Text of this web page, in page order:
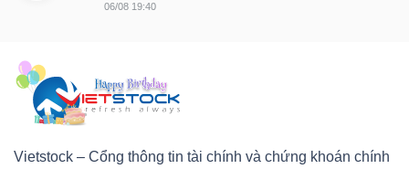
06/08 19:40
Vietstock – Cổng thông tin tài chính và chứng khoán chính